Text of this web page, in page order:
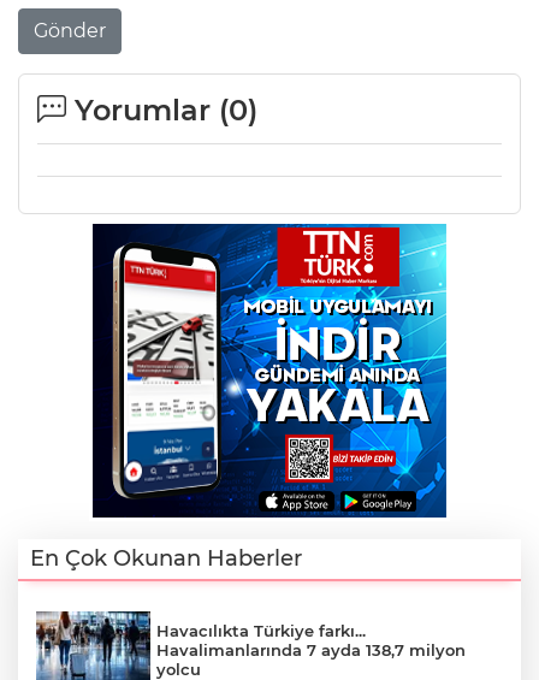
Gönder
Yorumlar (0)
En Çok Okunan Haberler
Havacılıkta Türkiye farkı...
Havalimanlarında 7 ayda 138,7 milyon
yolcu